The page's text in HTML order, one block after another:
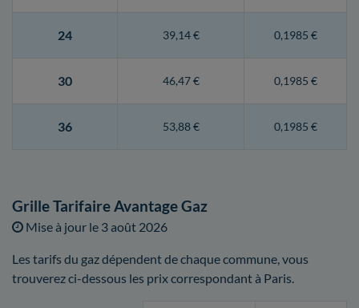
24 39,14 € 0,1985 €
30 46,47 € 0,1985 €
36 53,88 € 0,1985 €
Grille Tarifaire Avantage Gaz
Mise à jour le 3 août 2026
Les tarifs du gaz dépendent de chaque commune, vous
trouverez ci-dessous les prix correspondant à Paris.